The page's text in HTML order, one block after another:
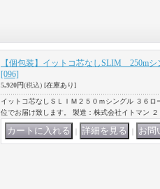
【個包装】イットコ芯なしSLIM 250mシ
[096]
5,920円(税込) [在庫あり]
イットコ芯なしＳＬＩＭ２５０ｍシングル ３６
位でお届け致します。 製造：株式会社イトマン